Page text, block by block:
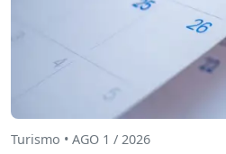
Turismo • AGO 1 / 2026